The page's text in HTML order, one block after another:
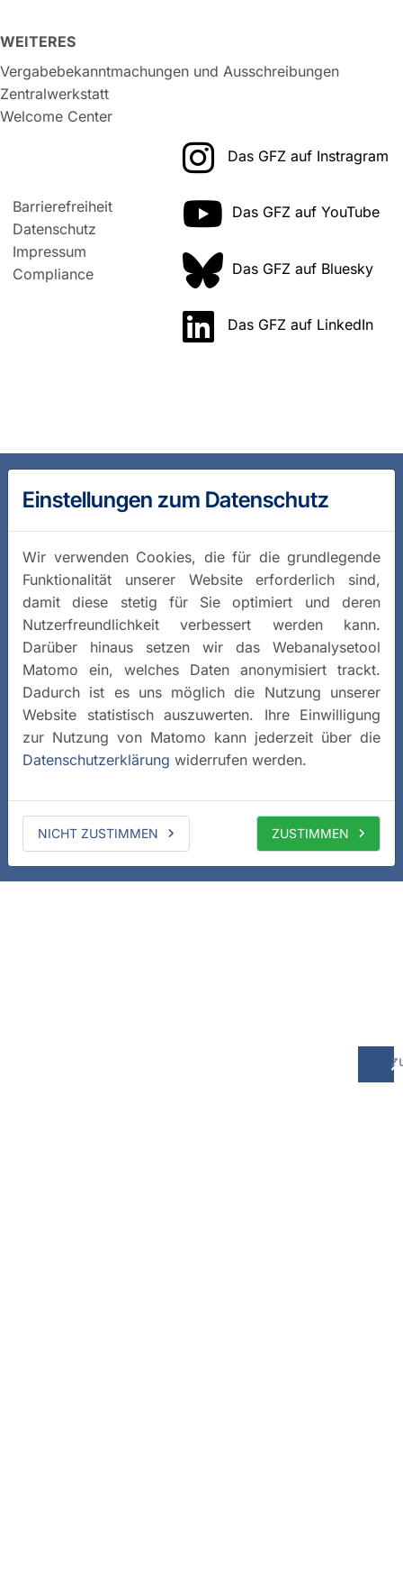
WEITERES
Vergabebekanntmachungen und Ausschreibungen
Zentralwerkstatt
Welcome Center
Barrierefreiheit
Datenschutz
Impressum
Compliance
Das GFZ auf Instragram
Das GFZ auf YouTube
Das GFZ auf Bluesky
Das GFZ auf LinkedIn
Einstellungen zum Datenschutz
Wir verwenden Cookies, die für die grundlegende
Funktionalität unserer Website erforderlich sind,
damit diese stetig für Sie optimiert und deren
Nutzerfreundlichkeit verbessert werden kann.
Darüber hinaus setzen wir das Webanalysetool
Matomo ein, welches Daten anonymisiert trackt.
Dadurch ist es uns möglich die Nutzung unserer
Website statistisch auszuwerten. Ihre Einwilligung
zur Nutzung von Matomo kann jederzeit über die
Datenschutzerklärung widerrufen werden.
NICHT ZUSTIMMEN ZUSTIMMEN